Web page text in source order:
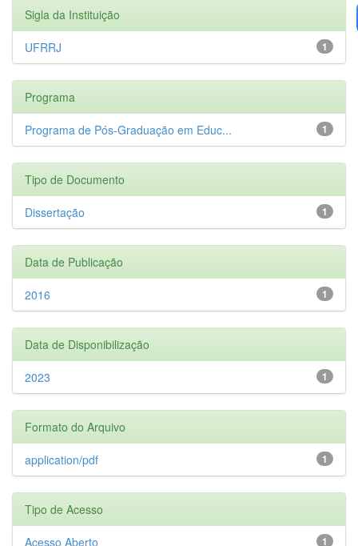
Sigla da Instituição
1
UFRRJ
Programa
1
Programa de Pós-Graduação em Educ...
Tipo de Documento
1
Dissertação
Data de Publicação
1
2016
Data de Disponibilização
1
2023
Formato do Arquivo
1
application/pdf
Tipo de Acesso
1
Acesso Aberto